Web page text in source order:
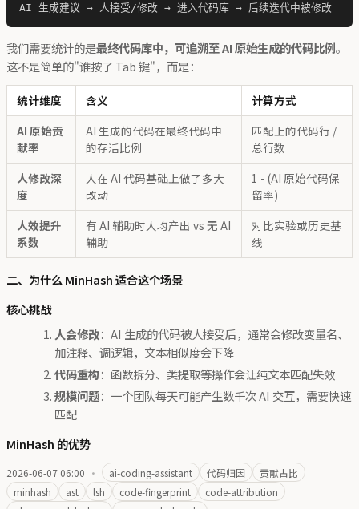
我们需要统计的是最终代码库中，可追溯至 AI 原始生成的代码比例。
这不是简单的"谁按了 Tab 键"，而是：
统计维度 含义
计算方式
AI 原始贡
献率
AI 生成的代码在最终代码中
的存活比例
匹配上的代码行 /
总行数
人修改深
度
人在 AI 代码基础上做了多大
改动
1 - (AI 原始代码保
留率)
人效提升
系数
有 AI 辅助时人均产出 vs 无 AI
辅助
对比实验或历史基
线
二、为什么 MinHash 适合这个场景
核心挑战
人会修改：AI 生成的代码被人接受后，通常会修改变量名、
加注释、调逻辑，文本相似度会下降
代码重构：函数拆分、类提取等操作会让纯文本匹配失效
规模问题：一个团队每天可能产生数千次 AI 交互，需要快速
匹配
MinHash 的优势
2026-06-07 06:00 · ai-coding-assistant 代码归因
贡献占比
minhash
ast lsh code-fingerprint
code-attribution